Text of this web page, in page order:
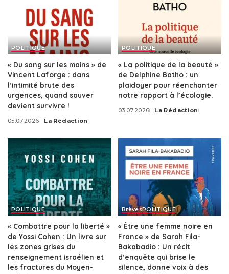
POLITIQUE
« Du sang sur les mains » de
Vincent Laforge : dans
l’intimité brute des
urgences, quand sauver
devient survivre !
05.07.2026
Posted
La Rédaction
POLITIQUE
« La politique de la beauté »
de Delphine Batho : un
plaidoyer pour réenchanter
notre rapport à l’écologie.
03.07.2026
Posted
La Rédaction
POLITIQUE
« Combattre pour la liberté »
de Yossi Cohen : Un livre sur
les zones grises du
renseignement israélien et
les fractures du Moyen-
BrèvesPOLITIQUE
« Être une femme noire en
France » de Sarah Fila-
Bakabadio : Un récit
d’enquête qui brise le
silence, donne voix à des